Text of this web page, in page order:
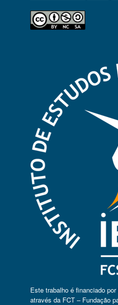
Este trabalho é financiado
através da FCT – Fundação